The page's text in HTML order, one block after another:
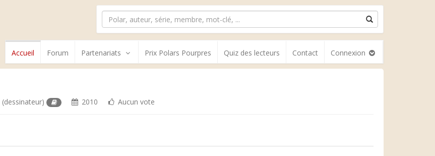
Accueil Forum Partenariats Prix Polars Pourpres Quiz des lecteurs Contact Connexion
(dessinateur) 2010 Aucun vote